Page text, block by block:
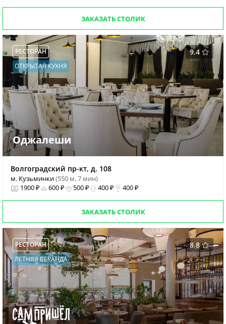
ЗАКАЗАТЬ СТОЛИК
9.4
РЕСТОРАН
ОТКРЫТАЯ КУХНЯ
Оджалеши
Волгоградский пр-кт, д. 108
м. Кузьминки(550 м, 7 мин)
1900 ₽
600 ₽ 500 ₽ 400 ₽ 400 ₽
ЗАКАЗАТЬ СТОЛИК
8.8
РЕСТОРАН
ЛЕТНЯЯ ВЕРАНДА